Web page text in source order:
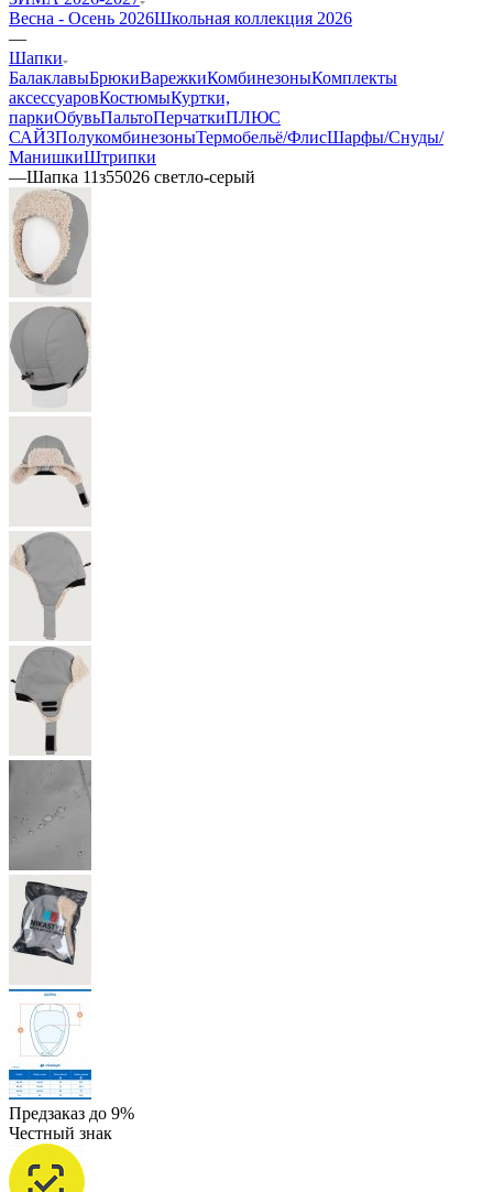
Весна - Осень 2026Школьная коллекция 2026
—
Шапки
БалаклавыБрюкиВарежкиКомбинезоныКомплекты
аксессуаровКостюмыКуртки,
паркиОбувьПальтоПерчаткиПЛЮС
САЙЗПолукомбинезоныТермобельё/ФлисШарфы/Снуды/
МанишкиШтрипки
—Шапка 11з55026 светло-серый
Предзаказ до 9%
Честный знак